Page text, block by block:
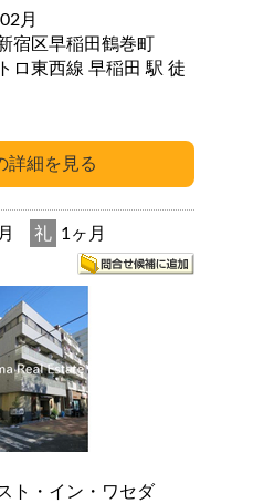
月
宿区早稲田鶴巻町
東西線 早稲田 駅 徒
礼 1ヶ月
ト・イン・ワセダ